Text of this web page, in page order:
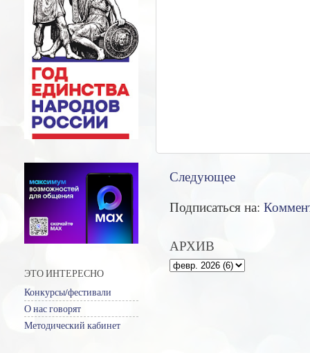
Следующее
Подписаться на:
АРХИВ
ЭТО ИНТЕРЕСНО
Конкурсы/фестивали
О нас говорят
Методический кабинет